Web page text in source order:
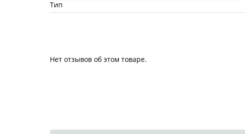
Тип
Нет отзывов об этом товаре.